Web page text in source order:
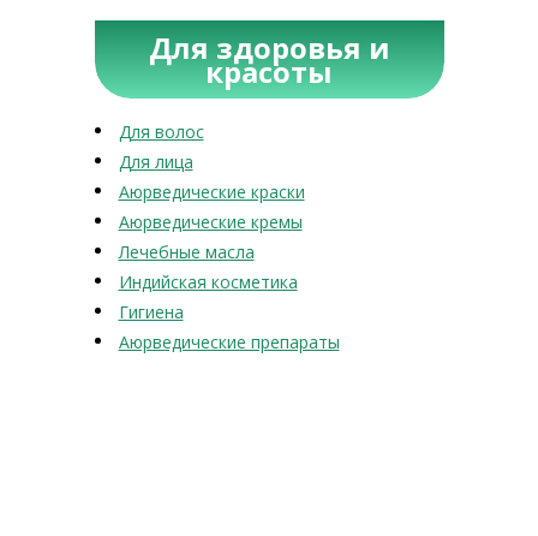
Для здоровья и
красоты
Для волос
Для лица
Аюрведические краски
Аюрведические кремы
Лечебные масла
Индийская косметика
Гигиена
Аюрведические препараты